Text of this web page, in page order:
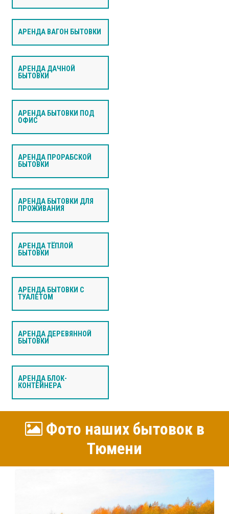
АРЕНДА ВАГОН БЫТОВКИ
АРЕНДА ДАЧНОЙ
БЫТОВКИ
АРЕНДА БЫТОВКИ ПОД
ОФИС
АРЕНДА ПРОРАБСКОЙ
БЫТОВКИ
АРЕНДА БЫТОВКИ ДЛЯ
ПРОЖИВАНИЯ
АРЕНДА ТЁПЛОЙ
БЫТОВКИ
АРЕНДА БЫТОВКИ С
ТУАЛЕТОМ
АРЕНДА ДЕРЕВЯННОЙ
БЫТОВКИ
АРЕНДА БЛОК-
КОНТЕЙНЕРА
Фото наших бытовок в
Тюмени